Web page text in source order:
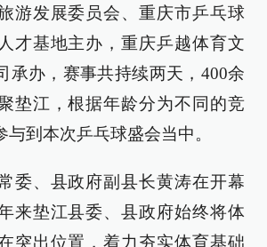
游发展委员会、重庆市乒乓球
才基地主办，重庆乒越体育文
承办，赛事共持续两天，400余
垫江，根据年龄分为不同的竞
到本次乒乓球盛会当中。
委、县政府副县长黄涛在开幕
来垫江县委、县政府始终将体
突出位置，着力夯实体育基础